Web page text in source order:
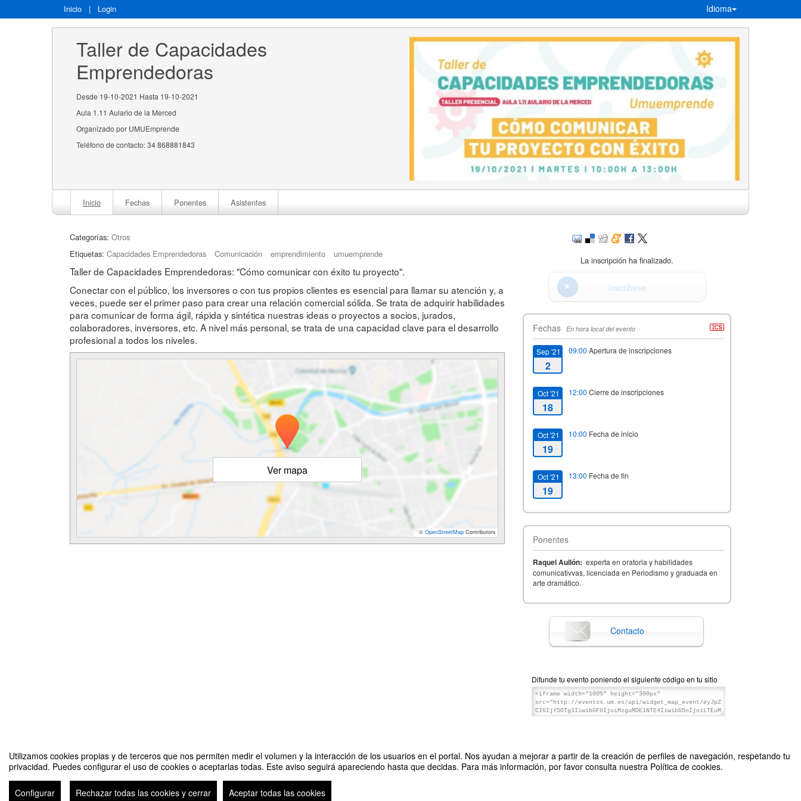
Utilizamos cookies propias y de terceros que nos permiten medir el volumen y la interacción de los usuarios en el portal. Nos ayudan a mejorar a partir de la creación de perfiles de navegación, respetando tu
privacidad. Puedes configurar el uso de cookies o aceptarlas todas. Este aviso seguirá apareciendo hasta que decidas. Para más información, por favor consulta nuestra Política de cookies.
Configurar Rechazar todas las cookies y cerrar Aceptar todas las cookies
Inicio | Login Idioma
Taller de Capacidades
Emprendedoras
Desde 19-10-2021 Hasta 19-10-2021
Aula 1.11 Aulario de la Merced
Organizado por UMUEmprende
Teléfono de contacto: 34 868881843
Inicio Fechas Ponentes Asistentes
Categorías: Otros
Etiquetas: Capacidades Emprendedoras Comunicación emprendimiento umuemprende
Taller de Capacidades Emprendedoras: "Cómo comunicar con éxito tu proyecto".
Conectar con el público, los inversores o con tus propios clientes es esencial para llamar su atención y, a
veces, puede ser el primer paso para crear una relación comercial sólida. Se trata de adquirir habilidades
para comunicar de forma ágil, rápida y sintética nuestras ideas o proyectos a socios, jurados,
colaboradores, inversores, etc. A nivel más personal, se trata de una capacidad clave para el desarrollo
profesional a todos los niveles.
Ver mapa
© OpenStreetMap Contributors
La inscripción ha finalizado.
Inscribirse
Fechas En hora local del evento
Sep '21
2
09:00 Apertura de inscripciones
Oct '21
18
12:00 Cierre de inscripciones
Oct '21
19
10:00 Fecha de inicio
Oct '21
19
13:00 Fecha de fin
Ponentes
Raquel Aullón: experta en oratoria y habilidades
comunicativvas, licenciada en Periodismo y graduada en
arte dramático.
Contacto
Difunde tu evento poniendo el siguiente código en tu sitio
Taller de Capacidades Emprendedoras Organizado por UMUEmprende